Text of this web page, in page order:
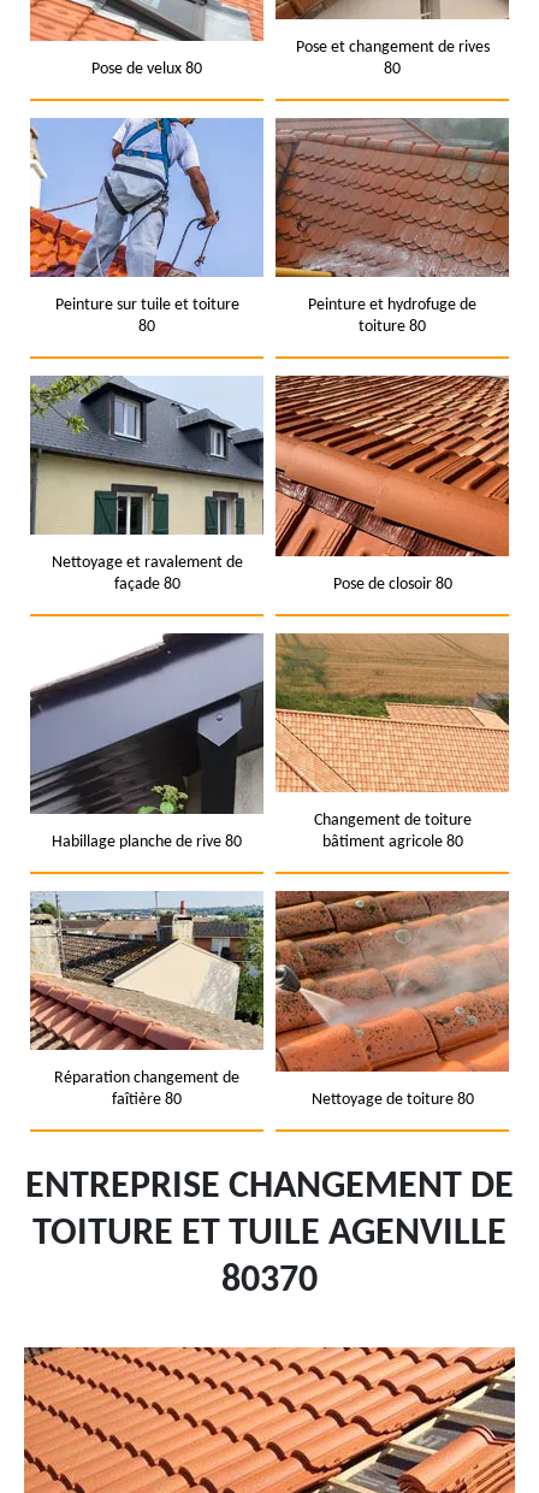
Pose de velux 80
Pose et changement de rives
80
Peinture sur tuile et toiture
80
Peinture et hydrofuge de
toiture 80
Nettoyage et ravalement de
façade 80
Pose de closoir 80
Habillage planche de rive 80
Changement de toiture
bâtiment agricole 80
Réparation changement de
faîtière 80
Nettoyage de toiture 80
ENTREPRISE CHANGEMENT DE
TOITURE ET TUILE AGENVILLE
80370